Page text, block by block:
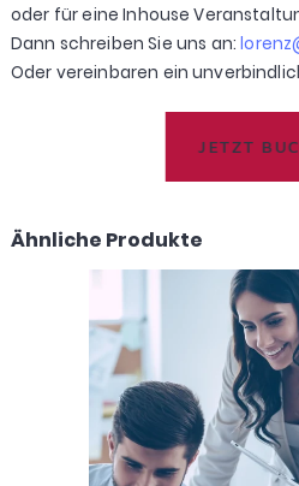
oder für eine Inhouse
Dann schreiben Sie uns an:
Oder vereinbaren ein
JETZT
Ähnliche Produkte